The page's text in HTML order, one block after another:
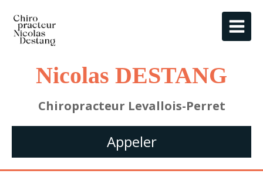
Nicolas DESTANG
Chiropracteur Levallois-Perret
Appeler